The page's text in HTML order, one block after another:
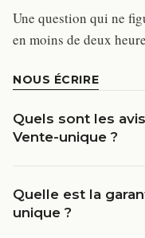
Une question qui ne
en moins de deux
NOUS ÉCRIRE
Quels sont les
Vente-unique ?
Quelle est la
unique ?